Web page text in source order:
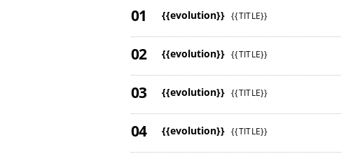
{{evolution}} {{TITLE}}
{{evolution}} {{TITLE}}
{{evolution}} {{TITLE}}
{{evolution}} {{TITLE}}